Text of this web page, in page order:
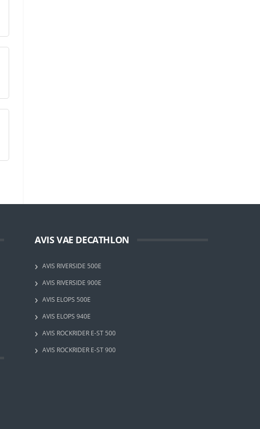
AVIS VAE DECATHLON
AVIS RIVERSIDE 500E
AVIS RIVERSIDE 900E
AVIS ELOPS 500E
AVIS ELOPS 940E
AVIS ROCKRIDER E-ST 500
AVIS ROCKRIDER E-ST 900